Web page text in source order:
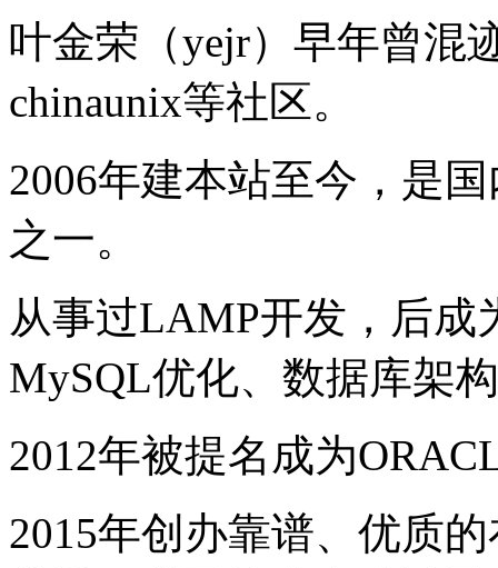
叶金荣（yejr）早年曾混
chinaunix等社区。
2006年建本站至今，是
之一。
从事过LAMP开发，后成
MySQL优化、数据库架
2012年被提名成为
2015年创办靠谱、优质